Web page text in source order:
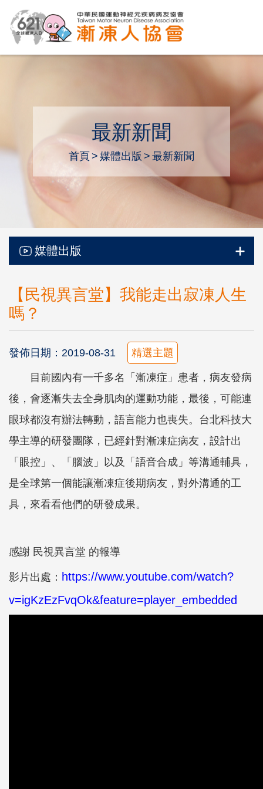
最新新聞
首頁 媒體出版 最新新聞
媒體出版
【民視異言堂】我能走出寂凍人生
嗎？
發佈日期：2019-08-31 精選主題
目前國內有一千多名「漸凍症」患者，病友發病
後，會逐漸失去全身肌肉的運動功能，最後，可能連
眼球都沒有辦法轉動，語言能力也喪失。台北科技大
學主導的研發團隊，已經針對漸凍症病友，設計出
「眼控」、「腦波」以及「語音合成」等溝通輔具，
是全球第一個能讓漸凍症後期病友，對外溝通的工
具，來看看他們的研發成果。
感謝 民視異言堂 的報導
影片出處： https://www.youtube.com/watch?
v=igKzEzFvqOk&feature=player_embedded